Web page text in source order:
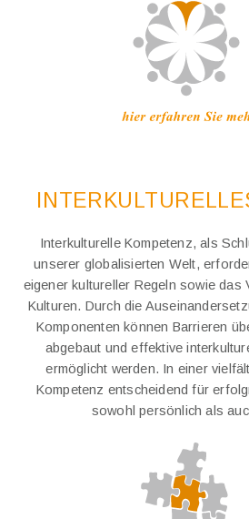
Interkulturelle Kompetenz, als
unserer globalisierten Welt,
eigener kultureller Regeln sowie das
Kulturen. Durch die
Komponenten können Barrieren
abgebaut und effektive
ermöglicht werden. In einer
Kompetenz entscheidend für
sowohl persönlich als